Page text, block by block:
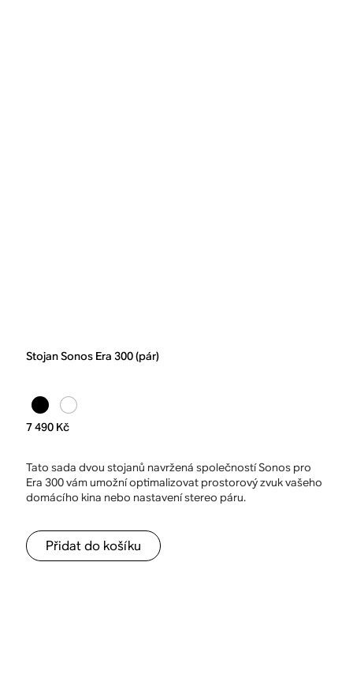
Stojan Sonos Era 300 (pár)
7 490 Kč
Tato sada dvou stojanů navržená společností Sonos pro
Era 300 vám umožní optimalizovat prostorový zvuk vašeho
domácího kina nebo nastavení stereo páru.
Přidat do košíku